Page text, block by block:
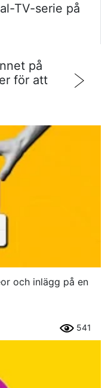
TV-serie på
på
för att
och inlägg på en
541